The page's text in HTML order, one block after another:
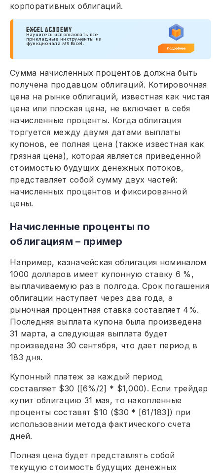
корпоративных облигаций.
КУРС
EXCEL ACADEMY
Научитесь использовать все
прикладные инструменты из
функционала MS Excel.
Сумма начисленных процентов должна быть
получена продавцом облигаций. Котировочная
цена на рынке облигаций, известная как чистая
цена или плоская цена, не включает в себя
начисленные проценты. Когда облигация
торгуется между двумя датами выплаты
купонов, ее полная цена (также известная как
грязная цена), которая является приведенной
стоимостью будущих денежных потоков,
представляет собой сумму двух частей:
начисленных процентов и фиксированной
цены.
Начисленные проценты по
облигациям – пример
Например, казначейская облигация номиналом
1000 долларов имеет купонную ставку 6 %,
выплачиваемую раз в полгода. Срок погашения
облигации наступает через два года, а
рыночная процентная ставка составляет 4%.
Последняя выплата купона была произведена
31 марта, а следующая выплата будет
произведена 30 сентября, что дает период в
183 дня.
Купонный платеж за каждый период
составляет $30 ([6%/2] * $1,000). Если трейдер
купит облигацию 31 мая, то накопленные
проценты составят $10 ($30 * [61/183]) при
использовании метода фактического счета
дней.
Полная цена будет представлять собой
текущую стоимость будущих денежных